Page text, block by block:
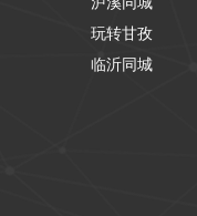
玩转甘孜
临沂同城